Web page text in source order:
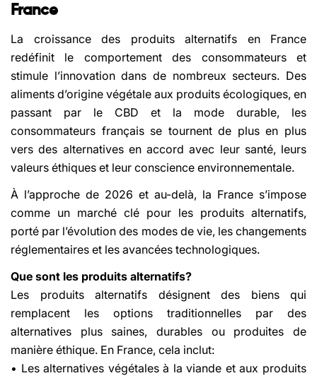
France
La croissance des produits alternatifs en France
redéfinit le comportement des consommateurs et
stimule l’innovation dans de nombreux secteurs. Des
aliments d’origine végétale aux produits écologiques, en
passant par le CBD et la mode durable, les
consommateurs français se tournent de plus en plus
vers des alternatives en accord avec leur santé, leurs
valeurs éthiques et leur conscience environnementale.
À l’approche de 2026 et au-delà, la France s’impose
comme un marché clé pour les produits alternatifs,
porté par l’évolution des modes de vie, les changements
réglementaires et les avancées technologiques.
Que sont les produits alternatifs?
Les produits alternatifs désignent des biens qui
remplacent les options traditionnelles par des
alternatives plus saines, durables ou produites de
manière éthique. En France, cela inclut:
• Les alternatives végétales à la viande et aux produits